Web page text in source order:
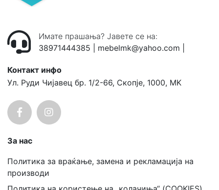
Имате прашања? Јавете се на:
38971444385
mebelmk@yahoo.com
Контакт инфо
Ул. Руди Чијавец бр. 1/2-66, Скопје, 1000, MK
За нас
Политика за враќање, замена и рекламација на
производи